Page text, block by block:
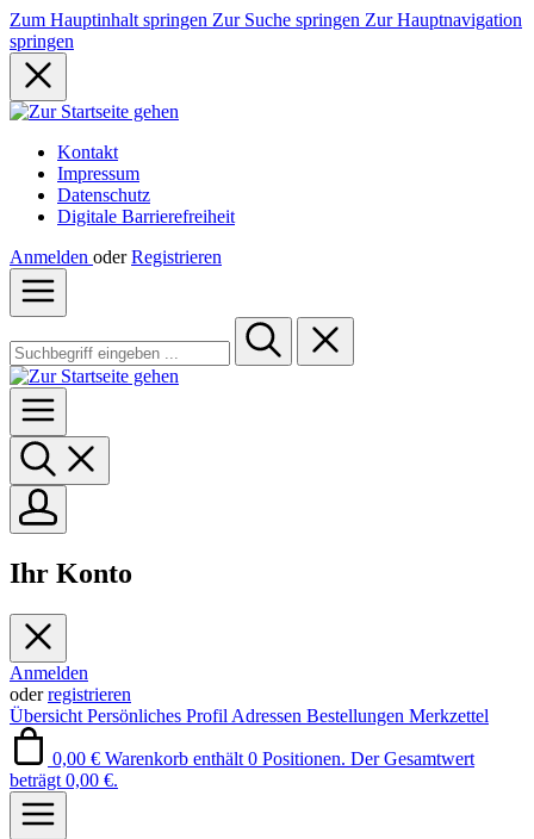
Zum Hauptinhalt springen Zur Suche springen Zur Hauptnavigation
springen
Kontakt
Impressum
Datenschutz
Digitale Barrierefreiheit
Anmelden oder Registrieren
Ihr Konto
Anmelden
oderregistrieren
Übersicht Persönliches Profil Adressen Bestellungen Merkzettel
0,00 € Warenkorb enthält 0 Positionen. Der Gesamtwert
beträgt 0,00 €.